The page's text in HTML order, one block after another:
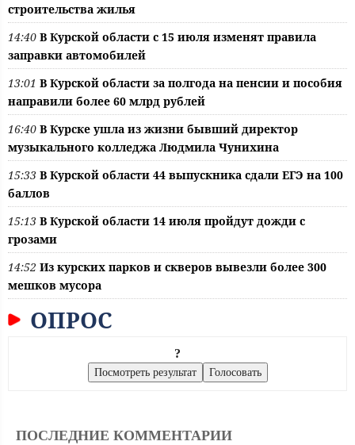
строительства жилья
14:40 В Курской области с 15 июля изменят правила
заправки автомобилей
13:01 В Курской области за полгода на пенсии и пособия
направили более 60 млрд рублей
16:40 В Курске ушла из жизни бывший директор
музыкального колледжа Людмила Чунихина
15:33 В Курской области 44 выпускника сдали ЕГЭ на 100
баллов
15:13 В Курской области 14 июля пройдут дожди с
грозами
14:52 Из курских парков и скверов вывезли более 300
мешков мусора
ОПРОС
?
ПОСЛЕДНИЕ КОММЕНТАРИИ